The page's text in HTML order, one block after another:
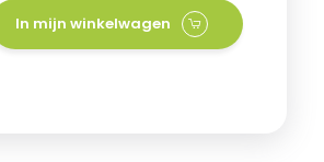
In mijn winkelwagen